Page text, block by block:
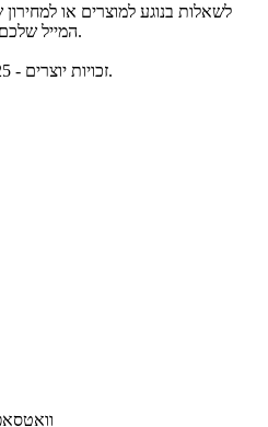
לשאלות בנוגע למוצרים או
המייל שלכם וניצור עמכם קשר תוך 24 שעות.
© זכויות יוצרים - 2010-2025: כל הזכויות שמורות.